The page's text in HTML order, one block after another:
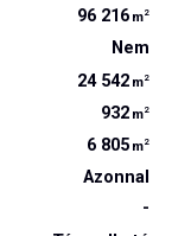
96 216 m2
Nem
24 542 m2
932 m2
6 805 m2
Azonnal
-